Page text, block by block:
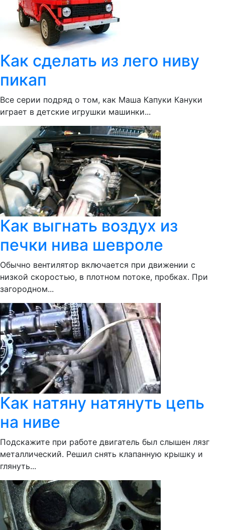
Как сделать из лего ниву
пикап
Все серии подряд о том, как Маша Капуки Кануки
играет в детские игрушки машинки...
Как выгнать воздух из
печки нива шевроле
Обычно вентилятор включается при движении с
низкой скоростью, в плотном потоке, пробках. При
загородном...
Как натяну натянуть цепь
на ниве
Подскажите при работе двигатель был слышен лязг
металлический. Решил снять клапанную крышку и
глянуть...